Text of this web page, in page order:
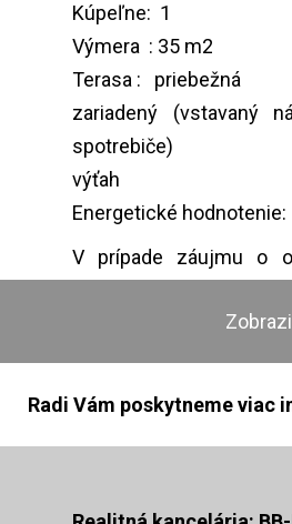
Kúpeľne: 1
Výmera : 35 m2
Terasa : priebežná
zariadený (vstavaný
spotrebiče)
výťah
Energetické
V prípade záujmu o
Ing. Jan Vundr (SK, RU,
+421 907 99 88 77
Radi Vám poskytneme